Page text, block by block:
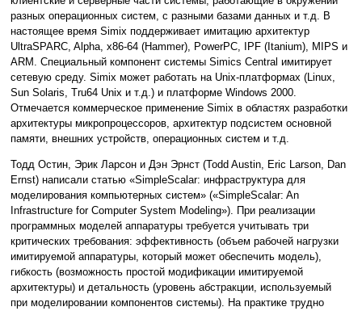
разных операционных систем, с разными базами данных и т.д. В
настоящее время Simix поддерживает имитацию архитектур
UltraSPARC, Alpha, x86-64 (Hammer), PowerPC, IPF (Itanium), MIPS и
ARM. Специальный компонент системы Simics Central имитирует
сетевую среду. Simix может работать на Unix-платформах (Linux,
Sun Solaris, Tru64 Unix и т.д.) и платформе Windows 2000.
Отмечается коммерческое применение Simix в областях разработки
архитектуры микропроцессоров, архитектур подсистем основной
памяти, внешних устройств, операционных систем и т.д.
Тодд Остин, Эрик Ларсон и Дэн Эрнст (Todd Austin, Eric Larson, Dan
Ernst) написали статью «SimpleScalar: инфраструктура для
моделирования компьютерных систем» («SimpleScalar: An
Infrastructure for Computer System Modeling»). При реализации
программных моделей аппаратуры требуется учитывать три
критических требования: эффективность (объем рабочей нагрузки
имитируемой аппаратуры, который может обеспечить модель),
гибкость (возможность простой модификации имитируемой
архитектуры) и детальность (уровень абстракции, используемый
при моделировании компонентов системы). На практике трудно